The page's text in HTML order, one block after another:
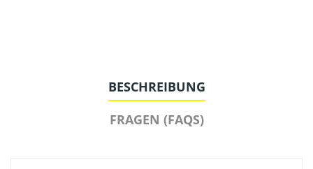
BESCHREIBUNG
FRAGEN (FAQS)